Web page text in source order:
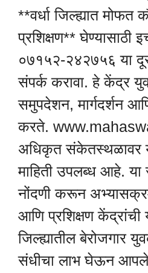
**वर्धा जिल्ह्यात मोफत
प्रशिक्षण** घेण्यासाठी
०७१५२-२४२७५६ या
संपर्क करावा. हे केंद्र
समुपदेशन, मार्गदर्शन
करते.
अधिकृत संकेतस्थळावर
माहिती उपलब्ध आहे.
नोंदणी करून
आणि प्रशिक्षण केंद्रांची
जिल्ह्यातील बेरोजगार
संधीचा लाभ घेऊन आपले